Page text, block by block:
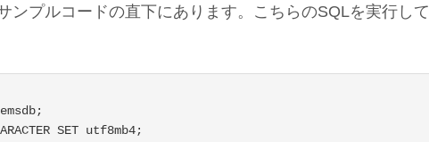
ンプルコードの直下にあります。こちらのSQLを実行して
SET utf8mb4;